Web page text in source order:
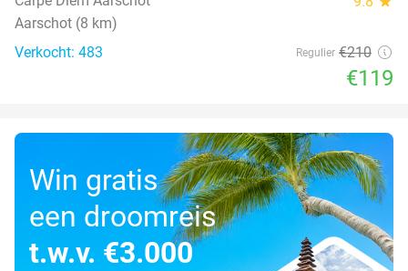
Aarschot (8 km)
Verkocht: 483
Regulier €210
€119
Win gratis
een droomreis
t.w.v. €3.000